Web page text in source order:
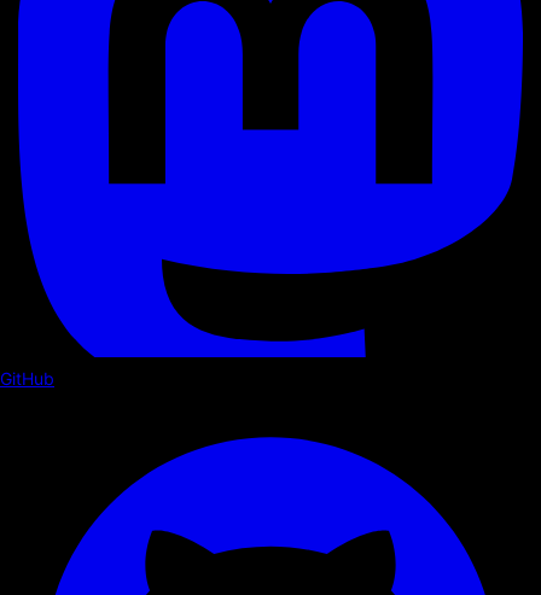
GitHub